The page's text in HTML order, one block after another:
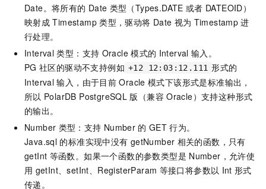
Date。将所有的 Date 类型（Types.DATE 或者 DATEOID）
映射成 Timestamp 类型，驱动将 Date 视为 Timestamp 进
行处理。
Interval 类型：支持 Oracle 模式的 Interval 输入。
PG 社区的驱动不支持例如 +12 12:03:12.111 形式的
Interval 输入，由于目前 Oracle 模式下该形式是标准输出，
所以 PolarDB PostgreSQL 版（兼容 Oracle） 支持这种形式
的输出。
Number 类型：支持 Number 的 GET 行为。
Java.sql 的标准实现中没有 getNumber 相关的函数，只有
getInt 等函数。如果一个函数的参数类型是 Number，允许使
用 getInt、setInt、RegisterParam 等接口将参数以 Int 形式
传递。